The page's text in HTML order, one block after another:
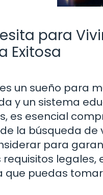
para
Exitosa
un sueño para
y un sistema
es esencial
la búsqueda
para
legales,
que puedas